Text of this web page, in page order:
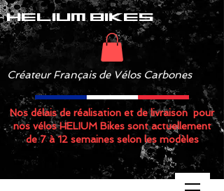
helium bikes
Créateur Français de Vélos Carbones
Nos délais de réalisation et de livraison pour
nos vélos HELIUM Bikes sont actuellement
de 7 à 12 semaines selon les modèles